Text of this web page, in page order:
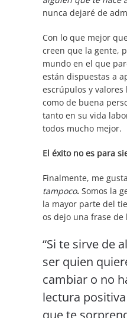
nunca dejaré de
Con lo que mejor
creen que la gente,
mundo en el que
están dispuestas a
escrúpulos y
como de buena
tanto en su vida
todos mucho mejor.
El éxito no es para
Finalmente, me
tampoco. Somos la
la mayor parte del
os dejo una frase
“Si te sirve de
ser quien
cambiar o no
lectura
que te